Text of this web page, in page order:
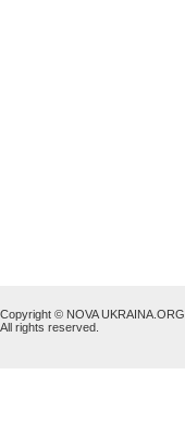
Copyright © NOVA UKRAINA.ORG
All rights reserved.